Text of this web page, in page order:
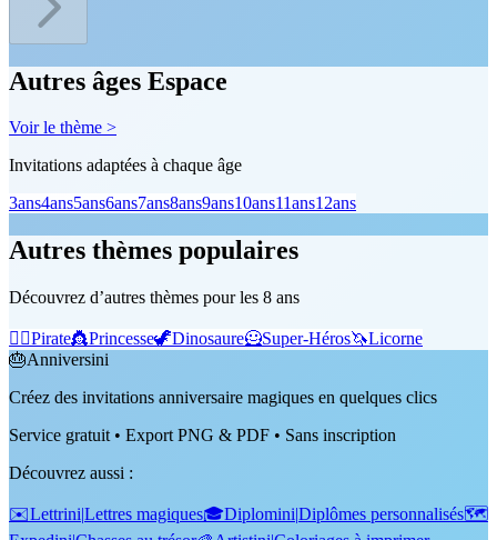
Autres âges Espace
Voir le thème >
Invitations adaptées à chaque âge
3ans4ans5ans6ans7ans8ans9ans10ans11ans12ans
Autres thèmes populaires
Découvrez d’autres thèmes pour les 8 ans
🏴‍☠️Pirate👸Princesse🦖Dinosaure🦸Super-Héros🦄Licorne
🎂Anniversini
Créez des invitations anniversaire magiques en quelques clics
Service gratuit • Export PNG & PDF • Sans inscription
Découvrez aussi :
✉️Lettrini|Lettres magiques🎓Diplomini|Diplômes personnalisés🗺️